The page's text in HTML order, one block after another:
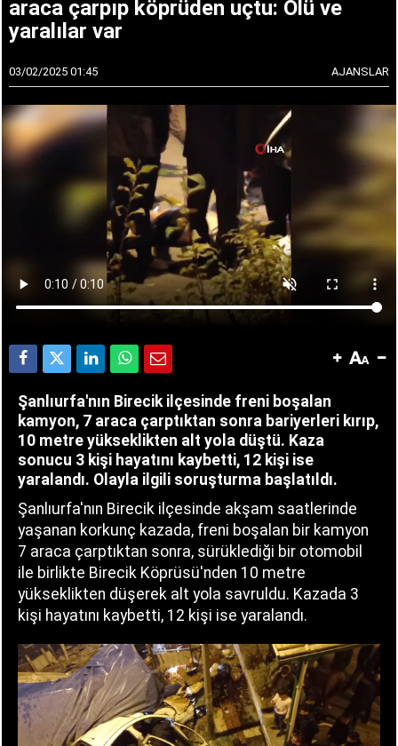
araca çarpıp köprüden uçtu: Ölü ve
yaralılar var
03/02/2025 01:45 AJANSLAR
Şanlıurfa'nın Birecik ilçesinde freni boşalan
kamyon, 7 araca çarptıktan sonra bariyerleri kırıp,
10 metre yükseklikten alt yola düştü. Kaza
sonucu 3 kişi hayatını kaybetti, 12 kişi ise
yaralandı. Olayla ilgili soruşturma başlatıldı.
Şanlıurfa'nın Birecik ilçesinde akşam saatlerinde
yaşanan korkunç kazada, freni boşalan bir kamyon
7 araca çarptıktan sonra, sürüklediği bir otomobil
ile birlikte Birecik Köprüsü'nden 10 metre
yükseklikten düşerek alt yola savruldu. Kazada 3
kişi hayatını kaybetti, 12 kişi ise yaralandı.